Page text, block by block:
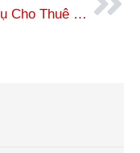
Dịch Vụ Cho Thuê Phiên Dịch Tại Phòng Công Chứng